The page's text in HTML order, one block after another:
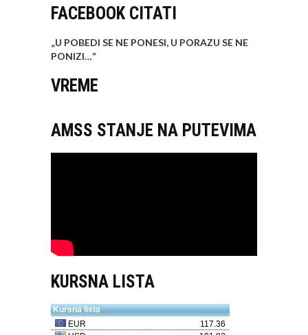
FACEBOOK CITATI
„U POBEDI SE NE PONESI, U PORAZU SE NE
PONIZI…“
VREME
AMSS STANJE NA PUTEVIMA
KURSNA LISTA